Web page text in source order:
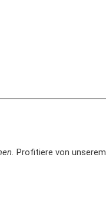
Profitiere von unserem